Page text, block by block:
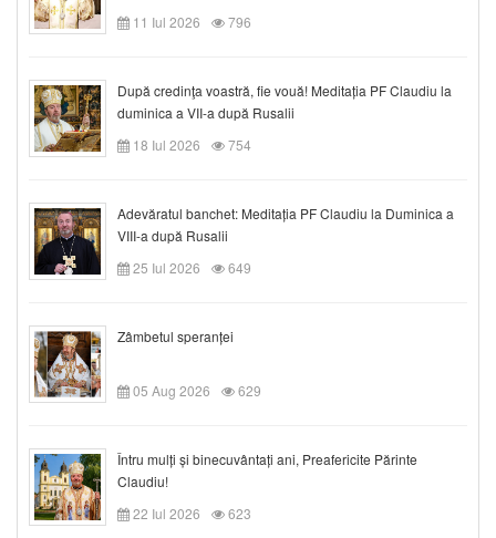
11 Iul 2026
796
După credinţa voastră, fie vouă! Meditația PF Claudiu la
duminica a VII-a după Rusalii
18 Iul 2026
754
Adevăratul banchet: Meditația PF Claudiu la Duminica a
VIII-a după Rusalii
25 Iul 2026
649
Zâmbetul speranței
05 Aug 2026 629
Întru mulți și binecuvântați ani, Preafericite Părinte
Claudiu!
22 Iul 2026
623